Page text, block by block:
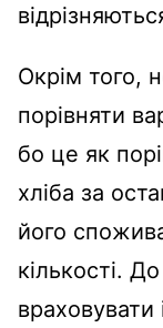
Окрім того,
порівняти
бо це як
хліба за
його
кількості.
враховувати